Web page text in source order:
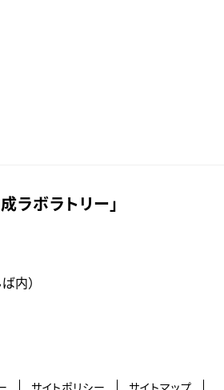
ボラトリー」
内）
サイトポリシー サイトマップ